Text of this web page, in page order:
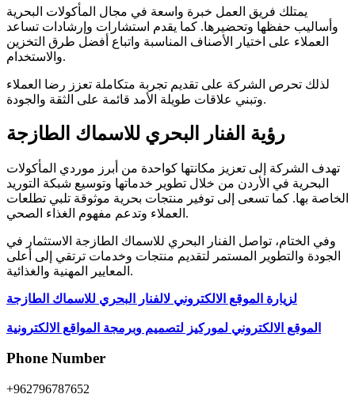
يمتلك فريق العمل خبرة واسعة في مجال المأكولات البحرية
وأساليب حفظها وتحضيرها. كما يقدم استشارات وإرشادات تساعد
العملاء على اختيار الأصناف المناسبة واتباع أفضل طرق التخزين
والاستخدام.
لذلك تحرص الشركة على تقديم تجربة متكاملة تعزز رضا العملاء
وتبني علاقات طويلة الأمد قائمة على الثقة والجودة.
رؤية الفنار البحري للاسماك الطازجة
تهدف الشركة إلى تعزيز مكانتها كواحدة من أبرز موردي المأكولات
البحرية في الأردن من خلال تطوير خدماتها وتوسيع شبكة التوريد
الخاصة بها. كما تسعى إلى توفير منتجات بحرية موثوقة تلبي تطلعات
العملاء وتدعم مفهوم الغذاء الصحي.
وفي الختام، تواصل الفنار البحري للاسماك الطازجة الاستثمار في
الجودة والتطوير المستمر لتقديم منتجات وخدمات ترتقي إلى أعلى
المعايير المهنية والغذائية.
لزيارة الموقع الالكتروني لالفنار البحري للاسماك الطازجة
الموقع الالكتروني لموركيز لتصميم وبرمجة المواقع الالكترونية
Phone Number
+962796787652